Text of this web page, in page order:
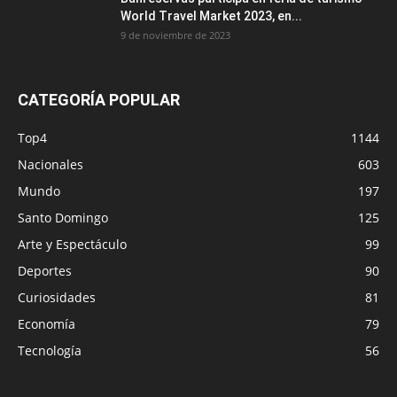
World Travel Market 2023, en...
9 de noviembre de 2023
CATEGORÍA POPULAR
Top4
1144
Nacionales
603
Mundo
197
Santo Domingo
125
Arte y Espectáculo
99
Deportes
90
Curiosidades
81
Economía
79
Tecnología
56